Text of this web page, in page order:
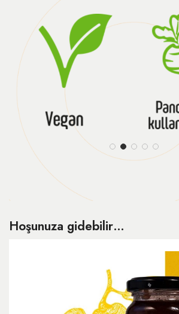
Hoşunuza gidebilir…